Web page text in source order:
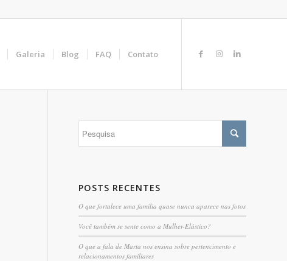
Galeria Blog FAQ Contato
POSTS RECENTES
O que fortalece uma família quase nunca aparece nas fotos
Você também se sente como a Mulher-Elástico?
O que a fala de Marta nos ensina sobre pertencimento e
relacionamentos familiares